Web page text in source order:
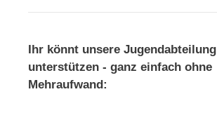
Ihr könnt unsere Jugendabteilung
unterstützen - ganz einfach ohne
Mehraufwand: